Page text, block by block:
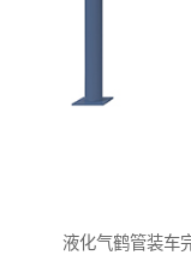
液化气鹤管装车